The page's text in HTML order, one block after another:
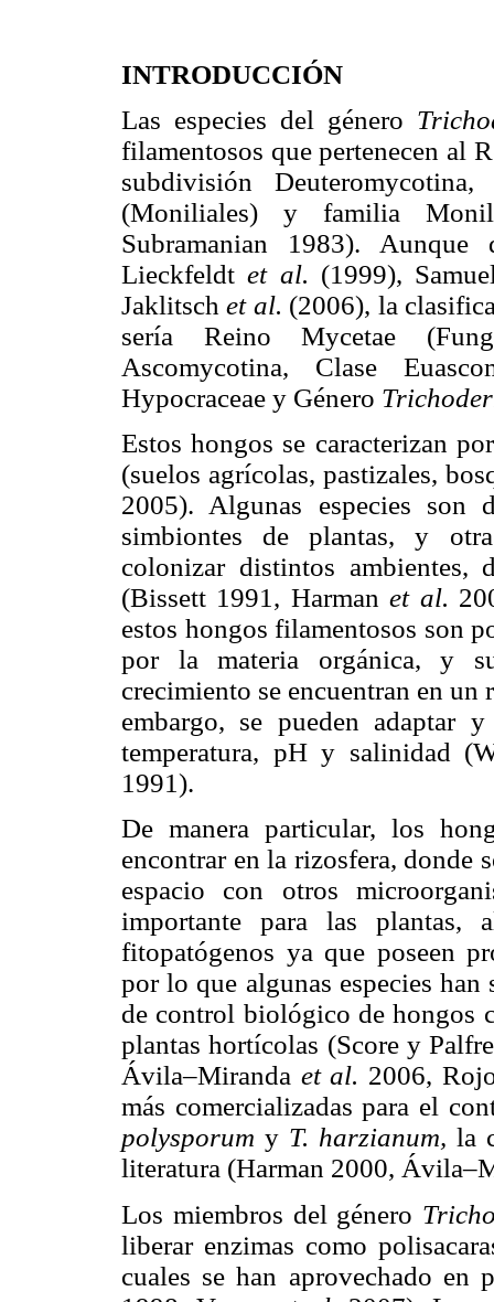
INTRODUCCIÓN
Las especies del género
filamentosos que pertenecen al
subdivisión
(Moniliales) y familia
Subramanian 1983).
Lieckfeldtet al. (1999),
Jaklitschet al. (2006), la
sería Reino Mycetae
Ascomycotina, Clase
Hypocraceae y Género
Estos hongos se caracterizan
(suelos agrícolas, pastizales,
2005). Algunas especies
simbiontes de plantas, y
colonizar distintos ambientes,
(Bissett 1991, Harmanet al.
estos hongos filamentosos son
por la materia orgánica, y
crecimiento se encuentran en un
embargo, se pueden adaptar
temperatura, pH y salinidad
1991).
De manera particular, los
encontrar en la rizosfera, donde
espacio con otros
importante para las
fitopatógenos ya que poseen
por lo que algunas especies han
de control biológico de hongos
plantas hortícolas (Score y
Ávila–Miranda et al. 2006,
más comercializadas para el
polysporum y T. harzianum, la
literatura (Harman 2000,
Los miembros del género
liberar enzimas como
cuales se han aprovechado en